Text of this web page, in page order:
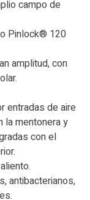
campo de
Pinlock® 120
amplitud, con
entradas de aire
la mentonera y
con el
antibacterianos,